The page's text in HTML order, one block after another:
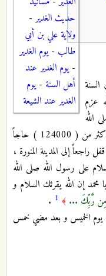
حديث الغدير-
ولاية علي بن أبي
طالب -يوم الغدير
-يوم الغدير عند
أهل السنة -يوم
الغدير عند الشيعة
عزم
الله
عليه و آله و سلم فبلغ عدد الحجاج في تلك السنة أكثر من ( 124000 ) حاجاً
راجعاً إلى المدينة المنورة ،
على رسول الله صلى الله
محمد إن الله يقرئك السلام و
مِن رَّبِّكَ ... ﴾ 1
.
و صادف يوم الخميس و بعد مضي خمس